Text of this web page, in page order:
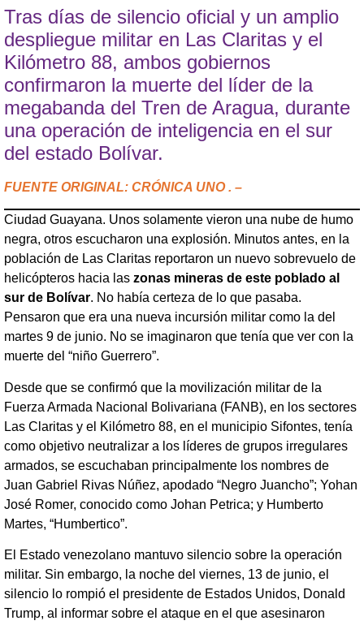
Tras días de silencio oficial y un amplio
despliegue militar en Las Claritas y el
Kilómetro 88, ambos gobiernos
confirmaron la muerte del líder de la
megabanda del Tren de Aragua, durante
una operación de inteligencia en el sur
del estado Bolívar.
FUENTE ORIGINAL: CRÓNICA UNO . –
Ciudad Guayana. Unos solamente vieron una nube de humo
negra, otros escucharon una explosión. Minutos antes, en la
población de Las Claritas reportaron un nuevo sobrevuelo de
helicópteros hacia las zonas mineras de este poblado al
sur de Bolívar. No había certeza de lo que pasaba.
Pensaron que era una nueva incursión militar como la del
martes 9 de junio. No se imaginaron que tenía que ver con la
muerte del “niño Guerrero”.
Desde que se confirmó que la movilización militar de la
Fuerza Armada Nacional Bolivariana (FANB), en los sectores
Las Claritas y el Kilómetro 88, en el municipio Sifontes, tenía
como objetivo neutralizar a los líderes de grupos irregulares
armados, se escuchaban principalmente los nombres de
Juan Gabriel Rivas Núñez, apodado “Negro Juancho”; Yohan
José Romer, conocido como Johan Petrica; y Humberto
Martes, “Humbertico”.
El Estado venezolano mantuvo silencio sobre la operación
militar. Sin embargo, la noche del viernes, 13 de junio, el
silencio lo rompió el presidente de Estados Unidos, Donald
Trump, al informar sobre el ataque en el que asesinaron